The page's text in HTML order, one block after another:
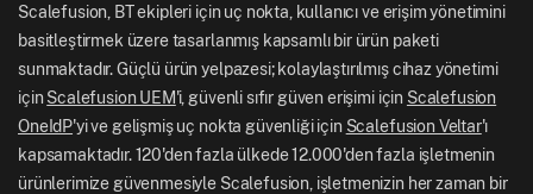
Scalefusion Blogu
Haber Odası
Kariyer
UK: +44-7520-641664
NZ: +64-9-888-4315
India: +91-63694-45500
Scalefusion, BT ekipleri için uç nokta, kullanıcı ve erişim yönetimini
basitleştirmek üzere tasarlanmış kapsamlı bir ürün paketi
sunmaktadır. Güçlü ürün yelpazesi; kolaylaştırılmış cihaz yönetimi
için Scalefusion UEM'i, güvenli sıfır güven erişimi için Scalefusion
OneIdP'yi ve gelişmiş uç nokta güvenliği için Scalefusion Veltar'ı
kapsamaktadır. 120'den fazla ülkede 12.000'den fazla işletmenin
ürünlerimize güvenmesiyle Scalefusion, işletmenizin her zaman bir